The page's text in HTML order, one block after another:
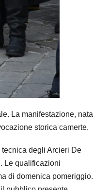
La manifestazione, nata
storica camerte.
tecnica degli Arcieri De
Le qualificazioni
di domenica pomeriggio.